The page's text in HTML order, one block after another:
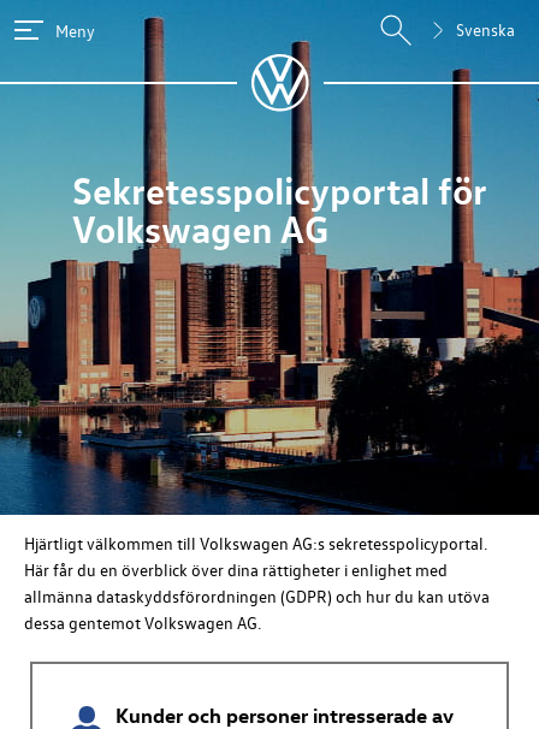
Meny Svenska
Sekretesspolicyportal för
Volkswagen AG
Hjärtligt välkommen till Volkswagen AG:s sekretesspolicyportal.
Här får du en överblick över dina rättigheter i enlighet med
allmänna dataskyddsförordningen (GDPR) och hur du kan utöva
dessa gentemotVolkswagen AG
Kunder och personer intresserade av